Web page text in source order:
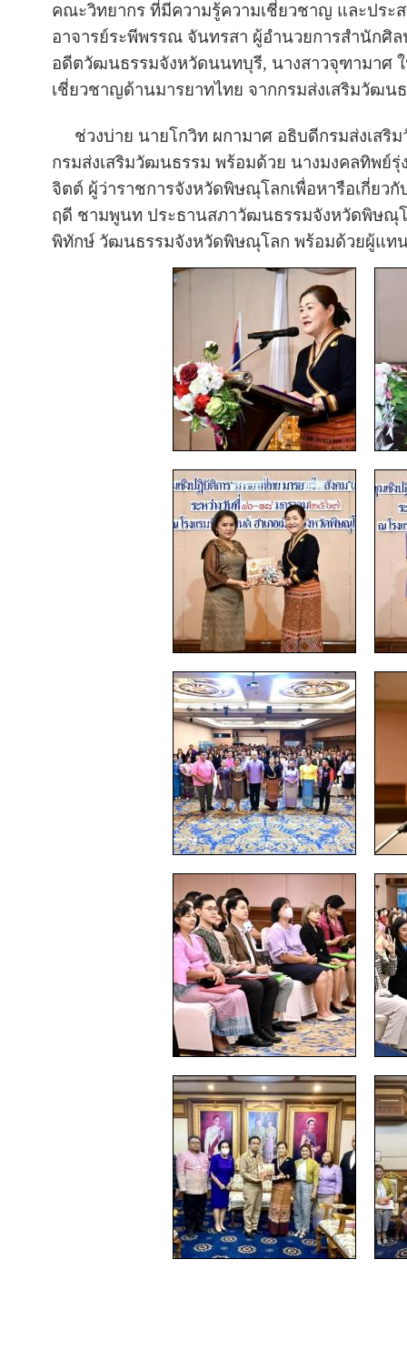
คณะวิทยากร ที่มีความรู้ความเชี่ยวชาญ และประ
อาจารย์ระพีพรรณ จันทรสา ผู้อำนวยการสำนักศิ
อดีตวัฒนธรรมจังหวัดนนทบุรี, นางสาวจุฑามาศ
เชี่ยวชาญด้านมารยาทไทย จากกรมส่งเสริมวัฒน
ช่วงบ่าย นายโกวิท ผกามาศ อธิบดีกรมส่งเสริ
กรมส่งเสริมวัฒนธรรม พร้อมด้วย นางมงคลทิพย์
จิตต์ ผู้ว่าราชการจังหวัดพิษณุโลกเพื่อหารือเกี่ยว
ฤดี ชามพูนท ประธานสภาวัฒนธรรมจังหวัดพิษณุ
พิทักษ์ วัฒนธรรมจังหวัดพิษณุโลก พร้อมด้วยผู้แท